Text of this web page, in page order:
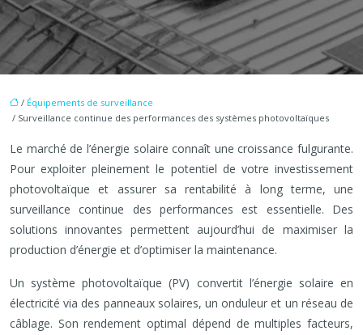
/ Équipements de surveillance
/ Surveillance continue des performances des systèmes photovoltaïques
Le marché de l’énergie solaire connaît une croissance fulgurante.
Pour exploiter pleinement le potentiel de votre investissement
photovoltaïque et assurer sa rentabilité à long terme, une
surveillance continue des performances est essentielle. Des
solutions innovantes permettent aujourd’hui de maximiser la
production d’énergie et d’optimiser la maintenance.
Un système photovoltaïque (PV) convertit l’énergie solaire en
électricité via des panneaux solaires, un onduleur et un réseau de
câblage. Son rendement optimal dépend de multiples facteurs,